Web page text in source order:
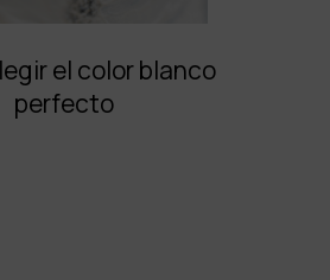
el color blanco
perfecto